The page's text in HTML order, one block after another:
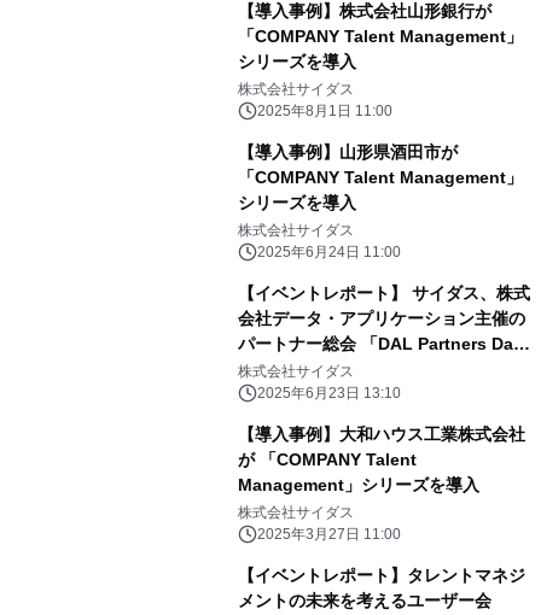
【導入事例】株式会社山形銀行が
「COMPANY Talent Management」
シリーズを導入
株式会社サイダス
2025年8月1日 11:00
【導入事例】山形県酒田市が
「COMPANY Talent Management」
シリーズを導入
株式会社サイダス
2025年6月24日 11:00
【イベントレポート】 サイダス、株式
会社データ・アプリケーション主催の
パートナー総会 「DAL Partners Day
2025」に登壇
株式会社サイダス
2025年6月23日 13:10
【導入事例】大和ハウス工業株式会社
が 「COMPANY Talent
Management」シリーズを導入
株式会社サイダス
2025年3月27日 11:00
【イベントレポート】タレントマネジ
メントの未来を考えるユーザー会